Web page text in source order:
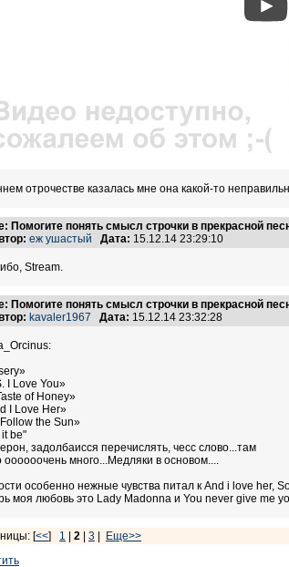
отрочестве казалась мне она какой-то
Помогите понять смысл строчки в прекрасной
еж ушастый Дата: 15.12.14 23:29:10
Stream.
Помогите понять смысл строчки в прекрасной
kavaler1967 Дата: 15.12.14 23:32:28
I Love You»
of Honey»
I Love Her»
Follow the Sun»
be"
задолбаисся перечислять, чесс слово...там
много...Медляки в основом....
особенно нежные чувства питал к And i love her,
моя любовь это Lady Madonna и You never give me
[<<] 1 2 3
Еще>>